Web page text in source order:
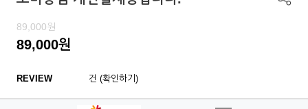
89,000원
89,000원
REVIEW 건 (확인하기)